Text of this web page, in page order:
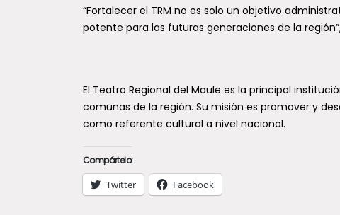
“Fortalecer el TRM no es solo un objetivo
potente para las futuras generaciones de la
El Teatro Regional del Maule es la principal
comunas de la región. Su misión es promover y
como referente cultural a nivel nacional.
Compártelo:
Twitter Facebook